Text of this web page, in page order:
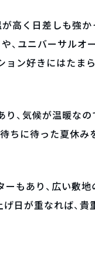
高く日差しも強
や、ユニバーサルオ
ン好きにはたま
り、気候が温暖な
ちに待った夏休
もあり、広い敷
日が重なれば、